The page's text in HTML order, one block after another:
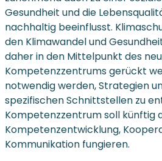
Gesundheit und die
nachhaltig beeinflusst.
den Klimawandel und
daher in den Mittelpunkt des
Kompetenzzentrums gerückt
notwendig werden, Strategien
spezifischen Schnittstellen zu
Kompetenzzentrum soll künftig
Kompetenzentwicklung,
Kommunikation fungieren.